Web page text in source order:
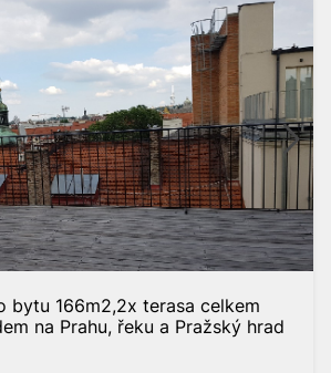
bytu 166m2,2x terasa celkem
na Prahu, řeku a Pražský hrad